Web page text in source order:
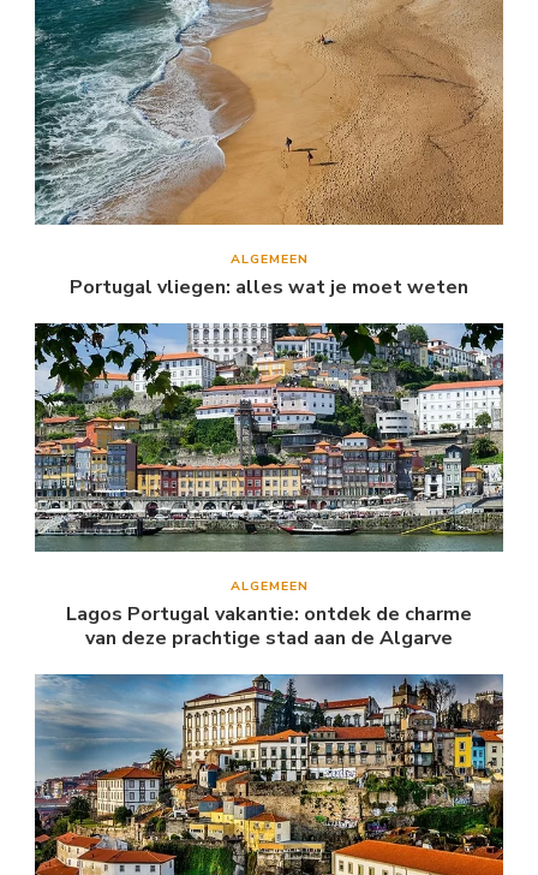
ALGEMEEN
Portugal vliegen: alles wat je moet weten
ALGEMEEN
Lagos Portugal vakantie: ontdek de charme
van deze prachtige stad aan de Algarve